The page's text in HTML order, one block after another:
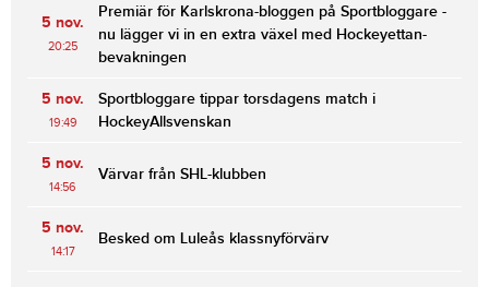
5 nov.
20:25
Premiär för Karlskrona-bloggen på Sportbloggare -
nu lägger vi in en extra växel med Hockeyettan-
bevakningen
5 nov.
19:49
Sportbloggare tippar torsdagens match i
HockeyAllsvenskan
5 nov.
14:56
Värvar från SHL-klubben
5 nov.
14:17
Besked om Luleås klassnyförvärv